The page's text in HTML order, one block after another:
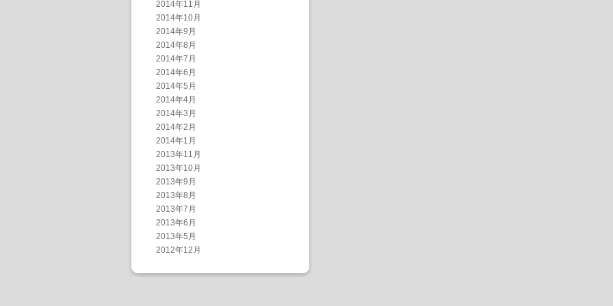
2014年11月
2014年10月
2014年9月
2014年8月
2014年7月
2014年6月
2014年5月
2014年4月
2014年3月
2014年2月
2014年1月
2013年11月
2013年10月
2013年9月
2013年8月
2013年7月
2013年6月
2013年5月
2012年12月